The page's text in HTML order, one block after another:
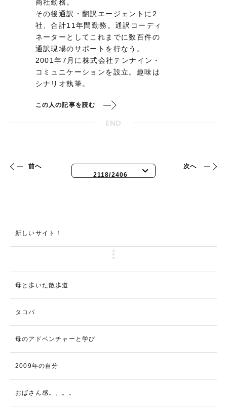
商社勤務。
その後通訳・翻訳エージェントに2
社、合計11年間勤務。通訳コーディ
ネーターとしてこれまでに数百件の
通訳現場のサポートを行なう。
2001年7月に株式会社テンナイン・
コミュニケーションを設立。趣味は
シナリオ執筆。
この人の記事を読む
END
2118/2406
前へ 次へ
新しいサイト！
母と歩いた散歩道
タコパ
母のアドベンチャーと学び
2009年の自分
おばさん感。。。。